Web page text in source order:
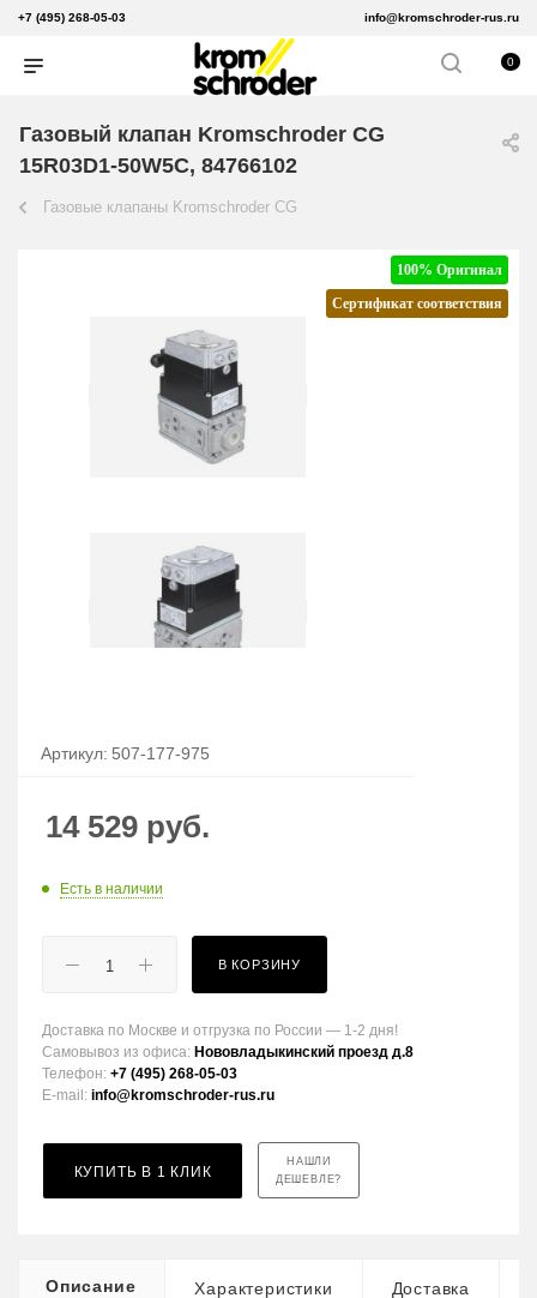
+7 (495) 268-05-03 info@kromschroder-rus.ru
0
Газовый клапан Kromschroder CG
15R03D1-50W5C, 84766102
Газовые клапаны Kromschroder CG
100% Оригинал
Сертификат соответствия
Артикул: 507-177-975
14 529 руб.
Есть в наличии
В КОРЗИНУ
Доставка по Москве и отгрузка по России — 1-2 дня!
Самовывоз из офиса: Нововладыкинский проезд д.8
Телефон: +7 (495) 268-05-03
E-mail: info@kromschroder-rus.ru
КУПИТЬ В 1 КЛИК
НАШЛИ
ДЕШЕВЛЕ?
Описание Характеристики Доставка